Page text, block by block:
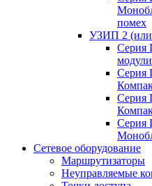
помех
УЗИП 2 (или
Серия
Серия
Серия
Серия
Сетевое оборудование
Маршрутизаторы
Неуправляемые